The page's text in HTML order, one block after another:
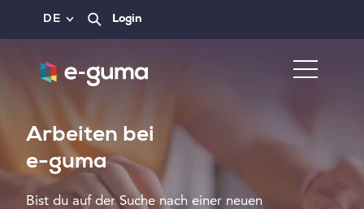
DE Login
Arbeiten bei
e-guma
Bist du auf der Suche nach einer neuen